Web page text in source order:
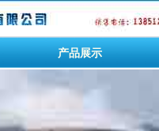
产品展示